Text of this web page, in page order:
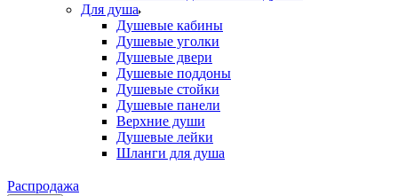
Для душа
Душевые кабины
Душевые уголки
Душевые двери
Душевые поддоны
Душевые стойки
Душевые панели
Верхние души
Душевые лейки
Шланги для душа
Распродажа